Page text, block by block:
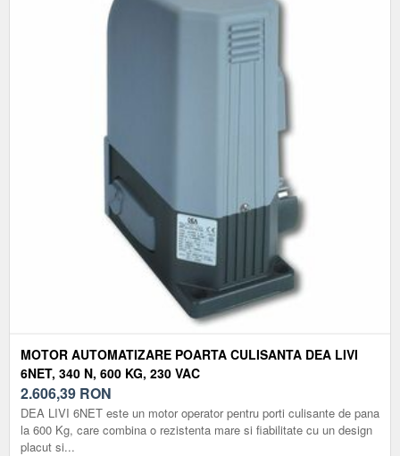
MOTOR AUTOMATIZARE POARTA CULISANTA DEA LIVI
6NET, 340 N, 600 KG, 230 VAC
2.606,39 RON
DEA LIVI 6NET este un motor operator pentru porti culisante de pana
la 600 Kg, care combina o rezistenta mare si fiabilitate cu un design
placut si...